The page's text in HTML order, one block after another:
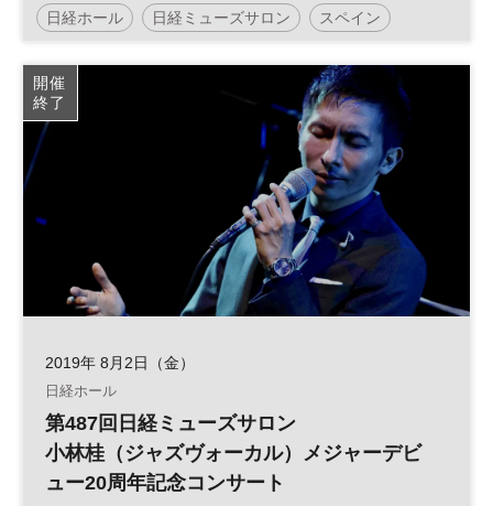
日経ホール 日経ミューズサロン スペイン
ピアノ・リサイタル リサイタル
ミューズサロン
開催
終了
2019年 8月2日（金）
日経ホール
第487回日経ミューズサロン
小林桂（ジャズヴォーカル）メジャーデビ
ュー20周年記念コンサート